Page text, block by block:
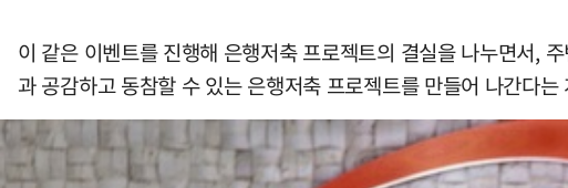
이 같은 이벤트를 진행해 은행저축 프로젝트의 결실을 나누면서,
과 공감하고 동참할 수 있는 은행저축 프로젝트를 만들어 나간다는